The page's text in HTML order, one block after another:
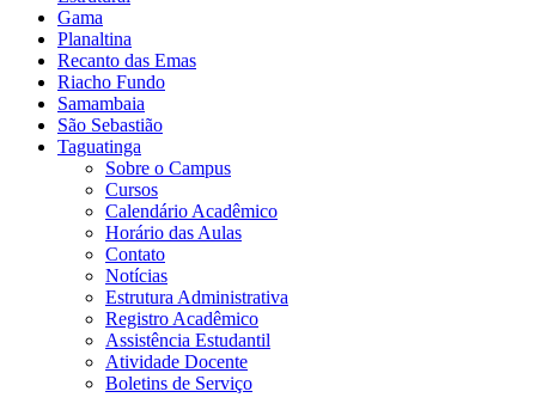
Gama
Planaltina
Recanto das Emas
Riacho Fundo
Samambaia
São Sebastião
Taguatinga
Sobre o Campus
Cursos
Calendário Acadêmico
Horário das Aulas
Contato
Notícias
Estrutura Administrativa
Registro Acadêmico
Assistência Estudantil
Atividade Docente
Boletins de Serviço